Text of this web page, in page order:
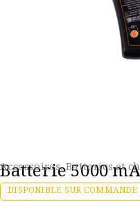
Accessoires,Batteries et
Batterie 5000
DISPONIBLE SUR COMMANDE